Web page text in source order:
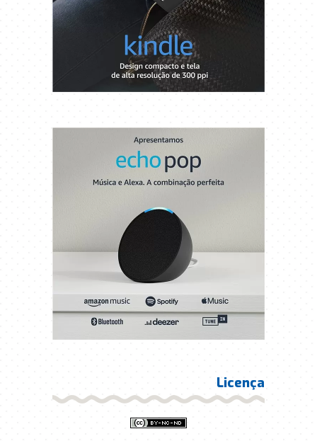
Licença